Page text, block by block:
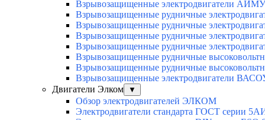
Взрывозащищенные электродвигатели
Взрывозащищенные рудничные
Взрывозащищенные рудничные
Взрывозащищенные рудничные
Взрывозащищенные рудничные
Взрывозащищенные рудничные
Взрывозащищенные рудничные
Взрывозащищенные электродвигатели
Двигатели Элком
▼
Обзор электродвигателей ЭЛКОМ
Электродвигатели стандарта ГОСТ серии